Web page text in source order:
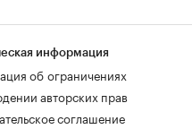
информация
об ограничениях
авторских прав
соглашение